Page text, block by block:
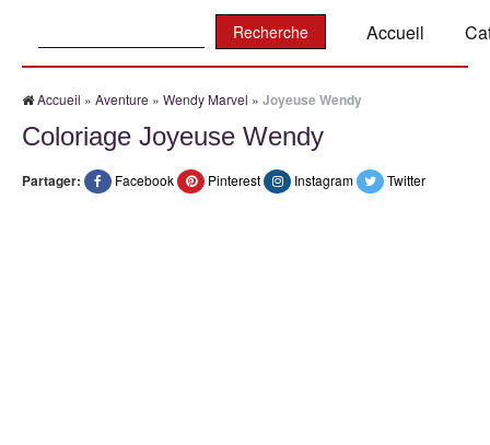
Accueil
Accueil » Aventure » Wendy Marvel » Joyeuse Wendy
Coloriage Joyeuse Wendy
Partager: Facebook Pinterest Instagram Twitter